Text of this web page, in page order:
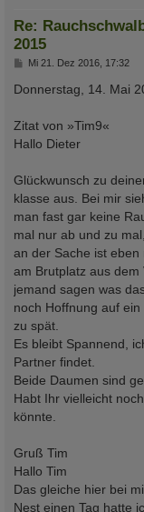
Re:
2015
B
i
t
a
g
Mi 21. Dez 2016, 17:32
Donnerstag, 14. Mai
Zitat von »Tim9«
Hallo Dieter
Glückwunsch zu
klasse aus. Bei mir
man fast gar keine
mal nur ab und zu
an der Sache ist eben
am Brutplatz aus
jemand sagen was
noch Hoffnung auf
zu spät.
Es bleibt Spannend,
Partner findet.
Beide Daumen sind
Habt Ihr vielleicht
könnte.
Gruß Tim
Hallo Tim
Das gleiche hier bei
Nest einen Tag hatte